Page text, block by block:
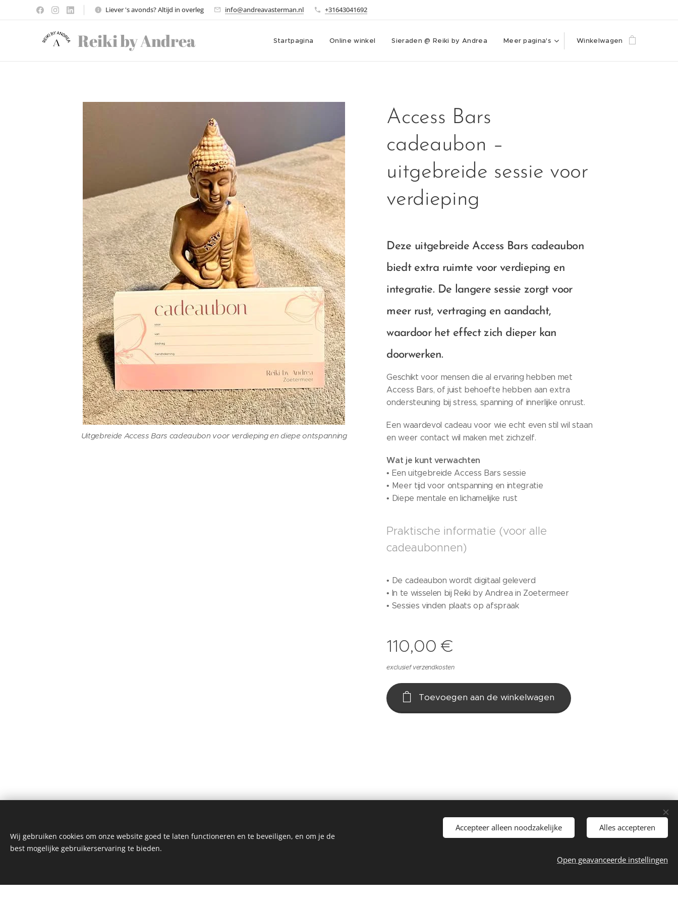
Liever 's avonds? Altijd in overleg info@andreavasterman.nl +31643041692
Reiki by Andrea Startpagina Online winkel Sieraden @ Reiki by Andrea Meer pagina's Winkelwagen
Access Bars
cadeaubon –
uitgebreide sessie voor
verdieping
Uitgebreide Access Bars cadeaubon voor verdieping en diepe ontspanning
Deze uitgebreide Access Bars cadeaubon
biedt extra ruimte voor verdieping en
integratie. De langere sessie zorgt voor
meer rust, vertraging en aandacht,
waardoor het effect zich dieper kan
doorwerken.
Geschikt voor mensen die al ervaring hebben met
Access Bars, of juist behoefte hebben aan extra
ondersteuning bij stress, spanning of innerlijke onrust.
Een waardevol cadeau voor wie echt even stil wil staan
en weer contact wil maken met zichzelf.
Wat je kunt verwachten
• Een uitgebreide Access Bars sessie
• Meer tijd voor ontspanning en integratie
• Diepe mentale en lichamelijke rust
Praktische informatie (voor alle
cadeaubonnen)
• De cadeaubon wordt digitaal geleverd
• In te wisselen bij Reiki by Andrea in Zoetermeer
• Sessies vinden plaats op afspraak
110,00 €
exclusief verzendkosten
Toevoegen aan de winkelwagen
©2024Reiki by Andrea Zoetermeer
Wij gebruiken cookies om onze website goed te laten functioneren en te beveiligen, en om je de
best mogelijke gebruikerservaring te bieden.
Accepteer alleen noodzakelijke Alles accepteren
Open geavanceerde instellingen